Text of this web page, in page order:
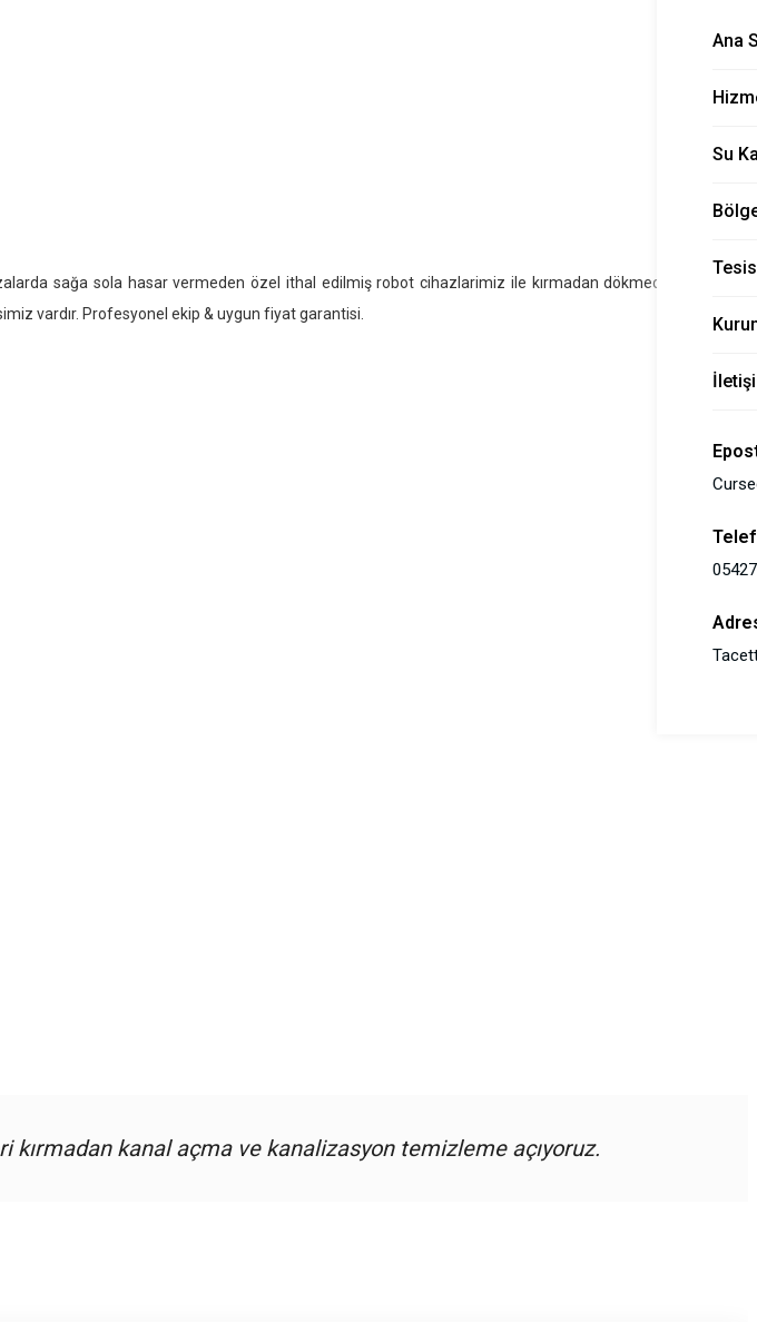
Ana
Su
sağa sola hasar vermeden özel ithal edilmiş robot cihazlarimiz ile kırmadan dökmeden açiyoruz.
vardır. Profesyonel ekip & uygun fiyat garantisi.
kanal açma ve kanalizasyon temizleme açıyoruz.